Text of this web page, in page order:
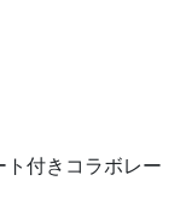
付きコラボレー